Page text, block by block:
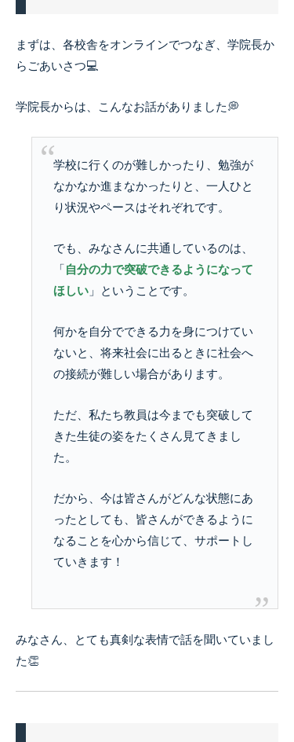
まずは、各校舎をオンラインでつなぎ、学院長か
らごあいさつ💻
学院長からは、こんなお話がありました💭
学校に行くのが難しかったり、勉強が
なかなか進まなかったりと、一人ひと
り状況やペースはそれぞれです。
でも、みなさんに共通しているのは、
「自分の力で突破できるようになって
ほしい 」ということです。
何かを自分でできる力を身につけてい
ないと、将来社会に出るときに社会へ
の接続が難しい場合があります。
ただ、私たち教員は今までも突破して
きた生徒の姿をたくさん見てきまし
た。
だから、今は皆さんがどんな状態にあ
ったとしても、皆さんができるように
なることを心から信じて、サポートし
ていきます！
みなさん、とても真剣な表情で話を聞いていまし
た👏